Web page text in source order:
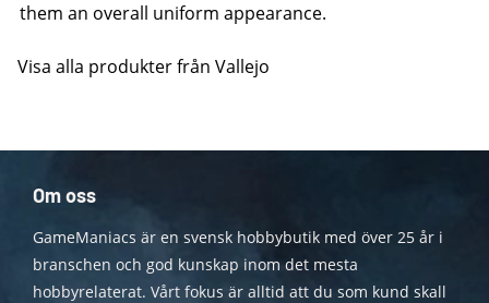
them an overall uniform appearance.
Visa alla produkter från Vallejo
Om oss
GameManiacs är en svensk hobbybutik med över 25 år i
branschen och god kunskap inom det mesta
hobbyrelaterat. Vårt fokus är alltid att du som kund skall